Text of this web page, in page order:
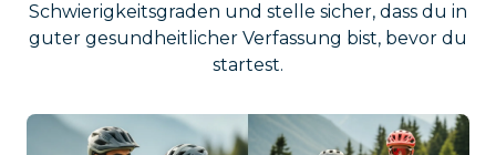
Schwierigkeitsgraden und stelle sicher, dass du in
guter gesundheitlicher Verfassung bist, bevor du
startest.